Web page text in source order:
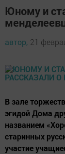
Юному и
автор, 21
В зале
эгидой Дома
названием
старинных
участие